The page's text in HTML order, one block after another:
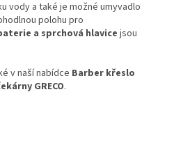
vody a také je možné umyvadlo
polohu pro
a sprchová hlavicejsou
v naší nabídce Barber křeslo
GRECO.